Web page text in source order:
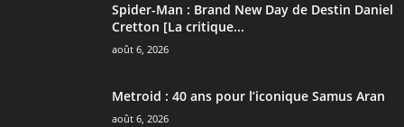
Spider-Man : Brand New Day de Destin Daniel
Cretton [La critique...
août 6, 2026
Metroid : 40 ans pour l’iconique Samus Aran
août 6, 2026